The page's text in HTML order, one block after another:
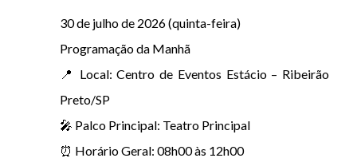
30 de julho de 2026 (quinta-feira)
Programação da Manhã
📍 Local: Centro de Eventos Estácio – Ribeirão
Preto/SP
🎤 Palco Principal: Teatro Principal
⏰ Horário Geral: 08h00 às 12h00